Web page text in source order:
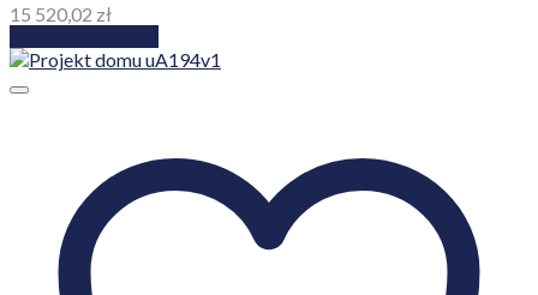
15 520,02 zł